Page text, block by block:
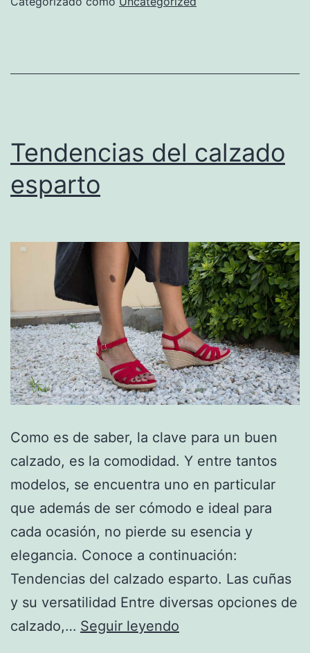
Tendencias del calzado
esparto
Como es de saber, la clave para un buen
calzado, es la comodidad. Y entre tantos
modelos, se encuentra uno en particular
que además de ser cómodo e ideal para
cada ocasión, no pierde su esencia y
elegancia. Conoce a continuación:
Tendencias del calzado esparto. Las cuñas
y su versatilidad Entre diversas opciones de
calzado,… Seguir leyendo